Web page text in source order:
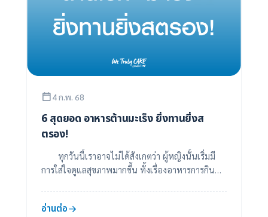
4 ก.พ. 68
6 สุดยอด อาหารต้านมะเร็ง ยิ่งทานยิ่งส
ตรอง!
ทุกวันนี้เราอาจไม่ได้สังเกตว่า ผู้หญิงนั้นเริ่มมี
การใส่ใจดูแลสุขภาพมากขึ้น ทั้งเรื่องอาหารการกินที่มี
อ่านต่อ